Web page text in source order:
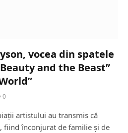
vocea din spatele
and the Beast”
0
artistului au transmis că
fiind înconjurat de familie și de